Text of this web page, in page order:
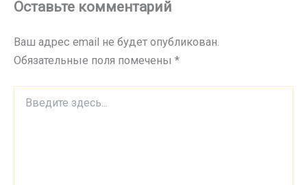
Оставьте комментарий
Ваш адрес email не будет опубликован.
Обязательные поля помечены *
здесь...